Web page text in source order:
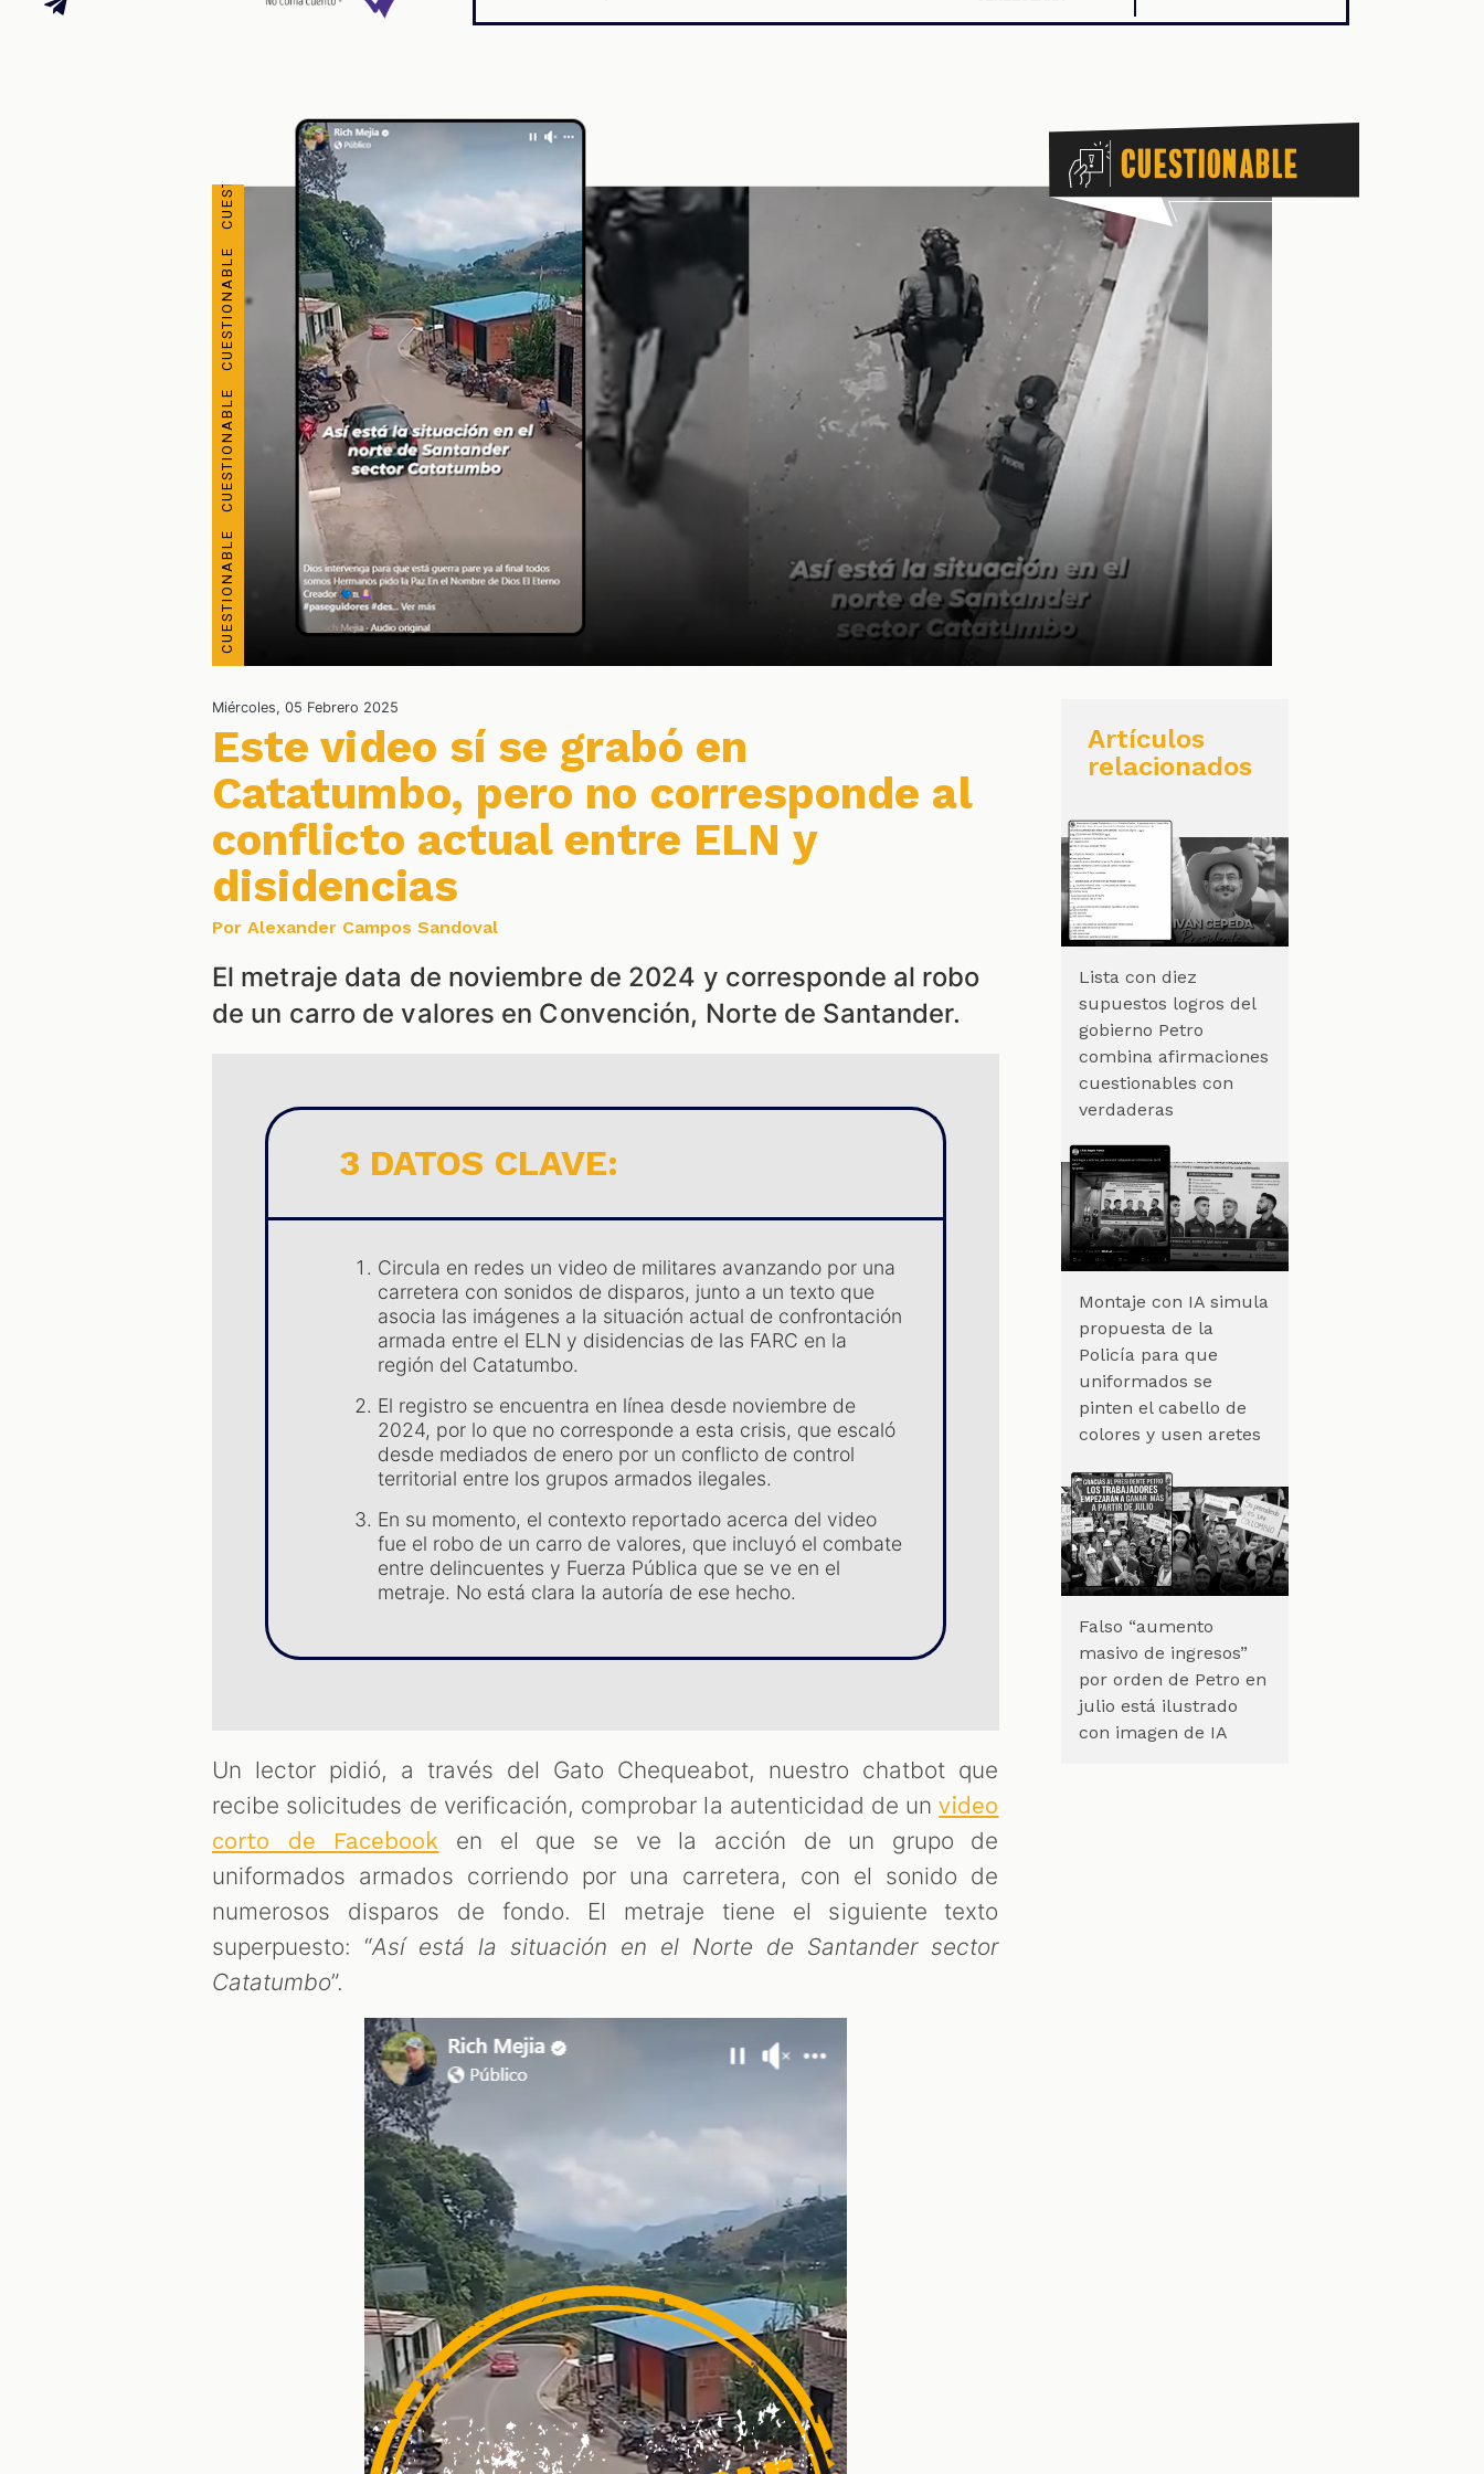
Cuestionable
Miércoles, 05 Febrero 2025
Este video sí se grabó en
Catatumbo, pero no corresponde al
conflicto actual entre ELN y
disidencias
Por Alexander Campos Sandoval
El metraje data de noviembre de 2024 y corresponde al robo
de un carro de valores en Convención, Norte de Santander.
3 DATOS CLAVE:
Circula en redes un video de militares avanzando por una
carretera con sonidos de disparos, junto a un texto que
asocia las imágenes a la situación actual de confrontación
armada entre el ELN y disidencias de las FARC en la
región del Catatumbo.
El registro se encuentra en línea desde noviembre de
2024, por lo que no corresponde a esta crisis, que escaló
desde mediados de enero por un conflicto de control
territorial entre los grupos armados ilegales.
En su momento, el contexto reportado acerca del video
fue el robo de un carro de valores, que incluyó el combate
entre delincuentes y Fuerza Pública que se ve en el
metraje. No está clara la autoría de ese hecho.
Un lector pidió, a través del Gato Chequeabot, nuestro chatbot que
recibe solicitudes de verificación, comprobar la autenticidad de unvideo
corto de Facebook en el que se ve la acción de un grupo de
uniformados armados corriendo por una carretera, con el sonido de
numerosos disparos de fondo. El metraje tiene el siguiente texto
superpuesto: “Así está la situación en el Norte de Santander sector
Catatumbo”.
Artículos
relacionados
Lista con diez
supuestos logros del
gobierno Petro
combina afirmaciones
cuestionables con
verdaderas
Montaje con IA simula
propuesta de la
Policía para que
uniformados se
pinten el cabello de
colores y usen aretes
Falso “aumento
masivo de ingresos”
por orden de Petro en
julio está ilustrado
con imagen de IA